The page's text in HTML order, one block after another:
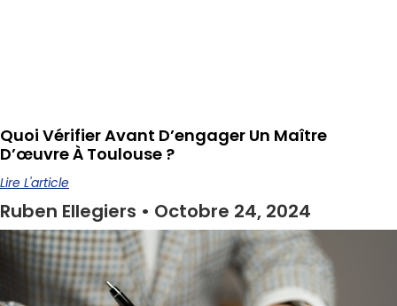
Quoi Vérifier Avant D’engager Un Maître
D’œuvre À Toulouse ?
Lire L'article
Ruben Ellegiers Octobre 24, 2024